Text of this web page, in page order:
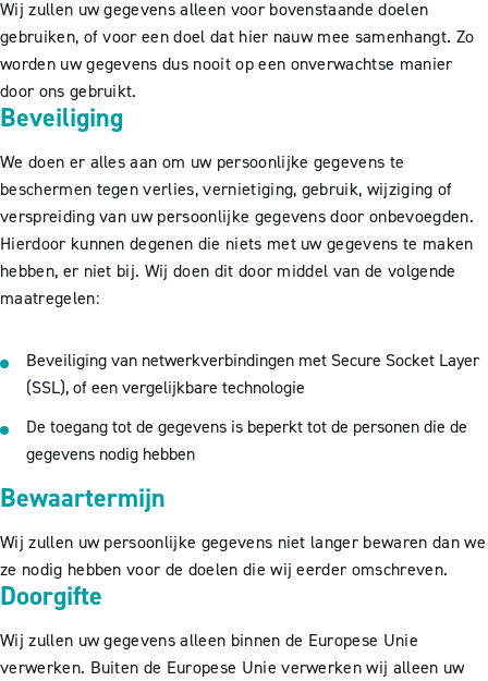
Wij zullen uw gegevens alleen voor bovenstaande doelen
gebruiken, of voor een doel dat hier nauw mee samenhangt. Zo
worden uw gegevens dus nooit op een onverwachtse manier
door ons gebruikt.
Beveiliging
We doen er alles aan om uw persoonlijke gegevens te
beschermen tegen verlies, vernietiging, gebruik, wijziging of
verspreiding van uw persoonlijke gegevens door onbevoegden.
Hierdoor kunnen degenen die niets met uw gegevens te maken
hebben, er niet bij. Wij doen dit door middel van de volgende
maatregelen:
Beveiliging van netwerkverbindingen met Secure Socket Layer
(SSL), of een vergelijkbare technologie
De toegang tot de gegevens is beperkt tot de personen die de
gegevens nodig hebben
Bewaartermijn
Wij zullen uw persoonlijke gegevens niet langer bewaren dan we
ze nodig hebben voor de doelen die wij eerder omschreven.
Doorgifte
Wij zullen uw gegevens alleen binnen de Europese Unie
verwerken. Buiten de Europese Unie verwerken wij alleen uw